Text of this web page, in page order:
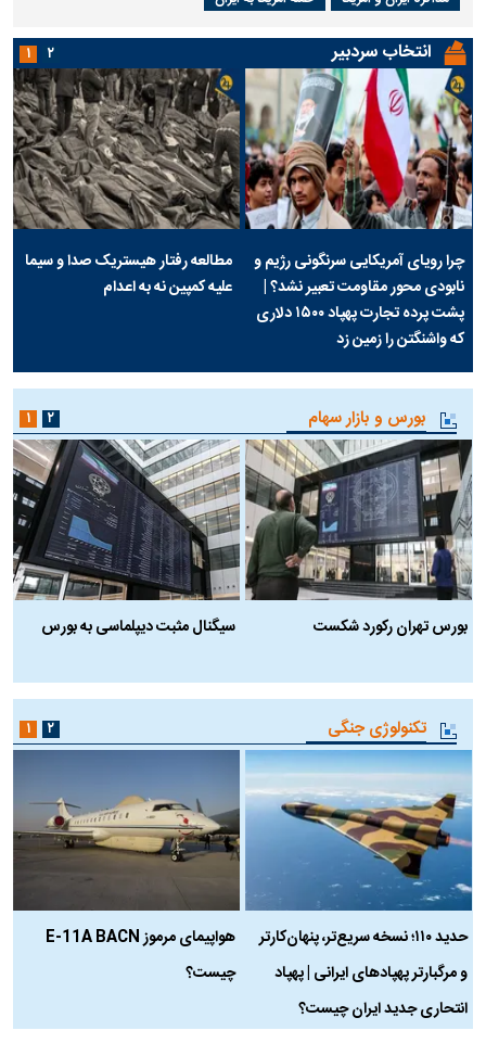
انتخاب سردبیر
چرا رویای آمریکایی سرنگونی رژیم و
نابودی محور مقاومت تعبیر نشد؟ |
پشت پرده تجارت پهپاد‌ ۱۵۰۰ دلاری
که واشنگتن را زمین زد
مطالعه رفتار هیستریک صدا و سیما
علیه کمپین نه به اعدام
۱ ۲
بورس و بازار سهام
بورس تهران رکورد شکست
سیگنال مثبت دیپلماسی به بورس
۱ ۲
تکنولوژی جنگی
حدید ۱۱۰؛ نسخه سریع‌تر، پنهان‌کارتر
و مرگبارتر پهپادهای ایرانی | پهپاد
انتحاری جدید ایران چیست؟
هواپیمای مرموز E-11A BACN
چیست؟
۱ ۲